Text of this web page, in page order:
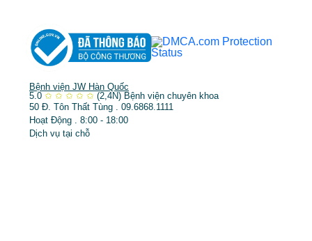
Bệnh viện JW Hàn Quốc
5.0 ✩ ✩ ✩ ✩ ✩ (2,4N) Bệnh viện chuyên khoa
50 Đ. Tôn Thất Tùng . 09.6868.1111
Hoạt Động . 8:00 - 18:00
Dịch vụ tại chỗ